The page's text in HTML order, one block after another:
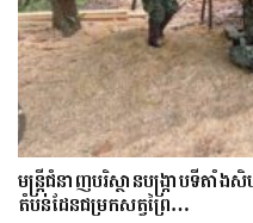
មន្ត្រីជំនាញបរិស្ថានបង្រ្កាបទីតាំង
តំបន់ដែនជម្រកសត្វព្រៃ…